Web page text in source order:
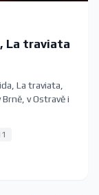
La traviata
La traviata,
v Ostravě i